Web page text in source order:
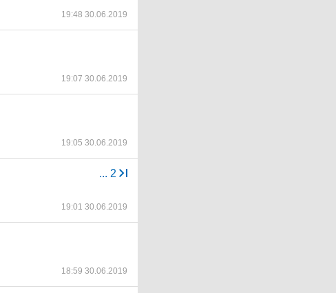
19:48 30.06.2019
19:07 30.06.2019
19:05 30.06.2019
... 2
19:01 30.06.2019
18:59 30.06.2019